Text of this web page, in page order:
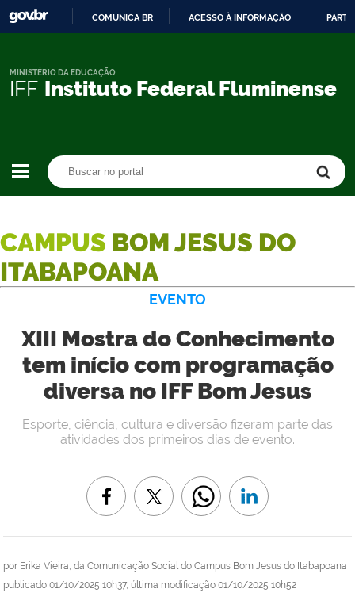
CONTEÚDO
COMUNICA BR ACESSO À INFORMAÇÃO
IFF Instituto Federal Fluminense
MINISTÉRIO DA EDUCAÇÃO
CAMPUS BOM JESUS DO
ITABAPOANA
EVENTO
XIII Mostra do Conhecimento
tem início com programação
diversa no IFF Bom Jesus
por Erika Vieira, da Comunicação Social do Campus Bom Jesus do Itabapoana
publicado 01/10/2025 10h37, última modificação 01/10/2025 10h52
Esporte, ciência, cultura e diversão fizeram parte das
atividades dos primeiros dias de evento.